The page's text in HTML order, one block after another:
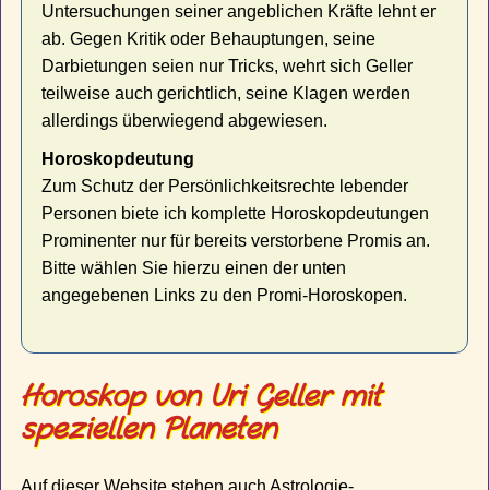
Untersuchungen seiner angeblichen Kräfte lehnt er
ab. Gegen Kritik oder Behauptungen, seine
Darbietungen seien nur Tricks, wehrt sich Geller
teilweise auch gerichtlich, seine Klagen werden
allerdings überwiegend abgewiesen.
Horoskopdeutung
Zum Schutz der Persönlichkeitsrechte lebender
Personen biete ich komplette Horoskopdeutungen
Prominenter nur für bereits verstorbene Promis an.
Bitte wählen Sie hierzu einen der unten
angegebenen Links zu den Promi-Horoskopen.
Horoskop von Uri Geller mit
speziellen Planeten